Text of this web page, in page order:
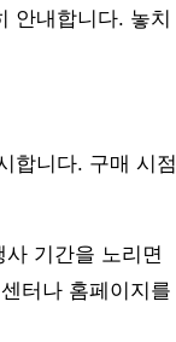
안내합니다. 놓치
합니다. 구매 시점
기간을 노리면
터나 홈페이지를